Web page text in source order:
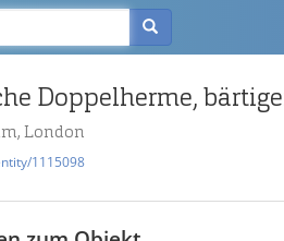
Doppelherme,
London
1115098